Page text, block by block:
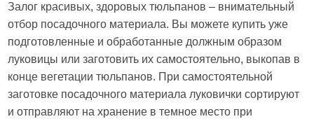
Залог красивых, здоровых тюльпанов – внимательный
отбор посадочного материала. Вы можете купить уже
подготовленные и обработанные должным образом
луковицы или заготовить их самостоятельно, выкопав в
конце вегетации тюльпанов. При самостоятельной
заготовке посадочного материала луковички сортируют
и отправляют на хранение в темное место при